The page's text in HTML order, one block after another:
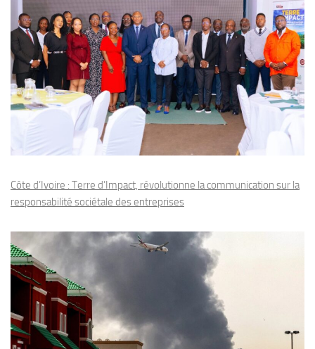
Côte d’Ivoire : Terre d’Impact, révolutionne la communication sur la
responsabilité sociétale des entreprises